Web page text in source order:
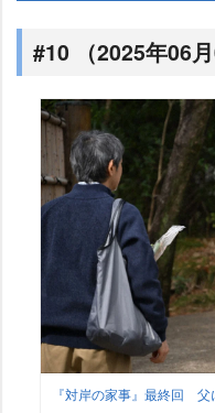
#10 （2025年06月
『対岸の家事』最終回